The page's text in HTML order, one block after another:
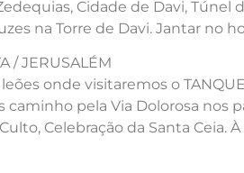
Cidade de Davi, Túnel
na Torre de Davi. Jantar no
/ JERUSALÉM
onde visitaremos o
pela Via Dolorosa nos
Celebração da Santa